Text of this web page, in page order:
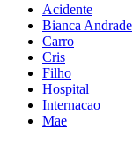
Acidente
Bianca Andrade
Carro
Cris
Filho
Hospital
Internacao
Mae